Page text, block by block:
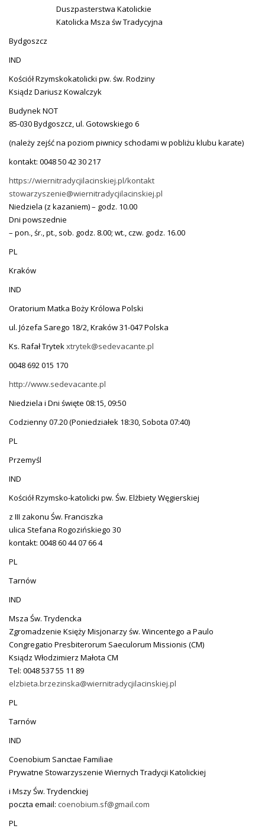
Duszpasterstwa Katolickie
Katolicka Msza św Tradycyjna
Bydgoszcz
IND
Kościół Rzymskokatolicki pw. św. Rodziny
Ksiądz Dariusz Kowalczyk
Budynek NOT
85-030 Bydgoszcz, ul. Gotowskiego 6
(należy zejść na poziom piwnicy schodami w pobliżu klubu karate)
kontakt: 0048 50 42 30 217
https://wiernitradycjilacinskiej.pl/kontakt
stowarzyszenie@wiernitradycjilacinskiej.pl
Niedziela (z kazaniem) – godz. 10.00
Dni powszednie
– pon., śr., pt., sob. godz. 8.00; wt., czw. godz. 16.00
PL
Kraków
IND
Oratorium Matka Boży Królowa Polski
ul. Józefa Sarego 18/2, Kraków 31-047 Polska
Ks. Rafał Trytekxtrytek@sedevacante.pl
0048 692 015 170
http://www.sedevacante.pl
Niedziela i Dni święte 08:15, 09:50
Codzienny 07.20 (Poniedziałek 18:30, Sobota 07:40)
PL
Przemyśl
IND
Kościół Rzymsko-katolicki pw. Św. Elżbiety Węgierskiej
z III zakonu Św. Franciszka
ulica Stefana Rogozińskiego 30
kontakt: 0048 60 44 07 66 4
PL
Tarnów
IND
Msza Św. Trydencka
Zgromadzenie Księży Misjonarzy św. Wincentego a Paulo
Congregatio Presbiterorum Saeculorum Missionis (CM)
Ksiądz Włodzimierz Małota CM
Tel: 0048 537 55 11 89
elzbieta.brzezinska@wiernitradycjilacinskiej.pl
PL
Tarnów
IND
Coenobium Sanctae Familiae
Prywatne Stowarzyszenie Wiernych Tradycji Katolickiej
i Mszy Św. Trydenckiej
poczta email: coenobium.sf@gmail.com
PL